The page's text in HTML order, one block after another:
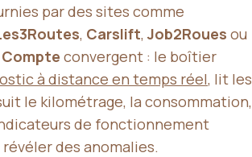
par des sites comme
, Carslift,Job2Roues ou
convergent : le boîtier
à distance en temps réel, lit les
le kilométrage, la consommation,
de fonctionnement
des anomalies.